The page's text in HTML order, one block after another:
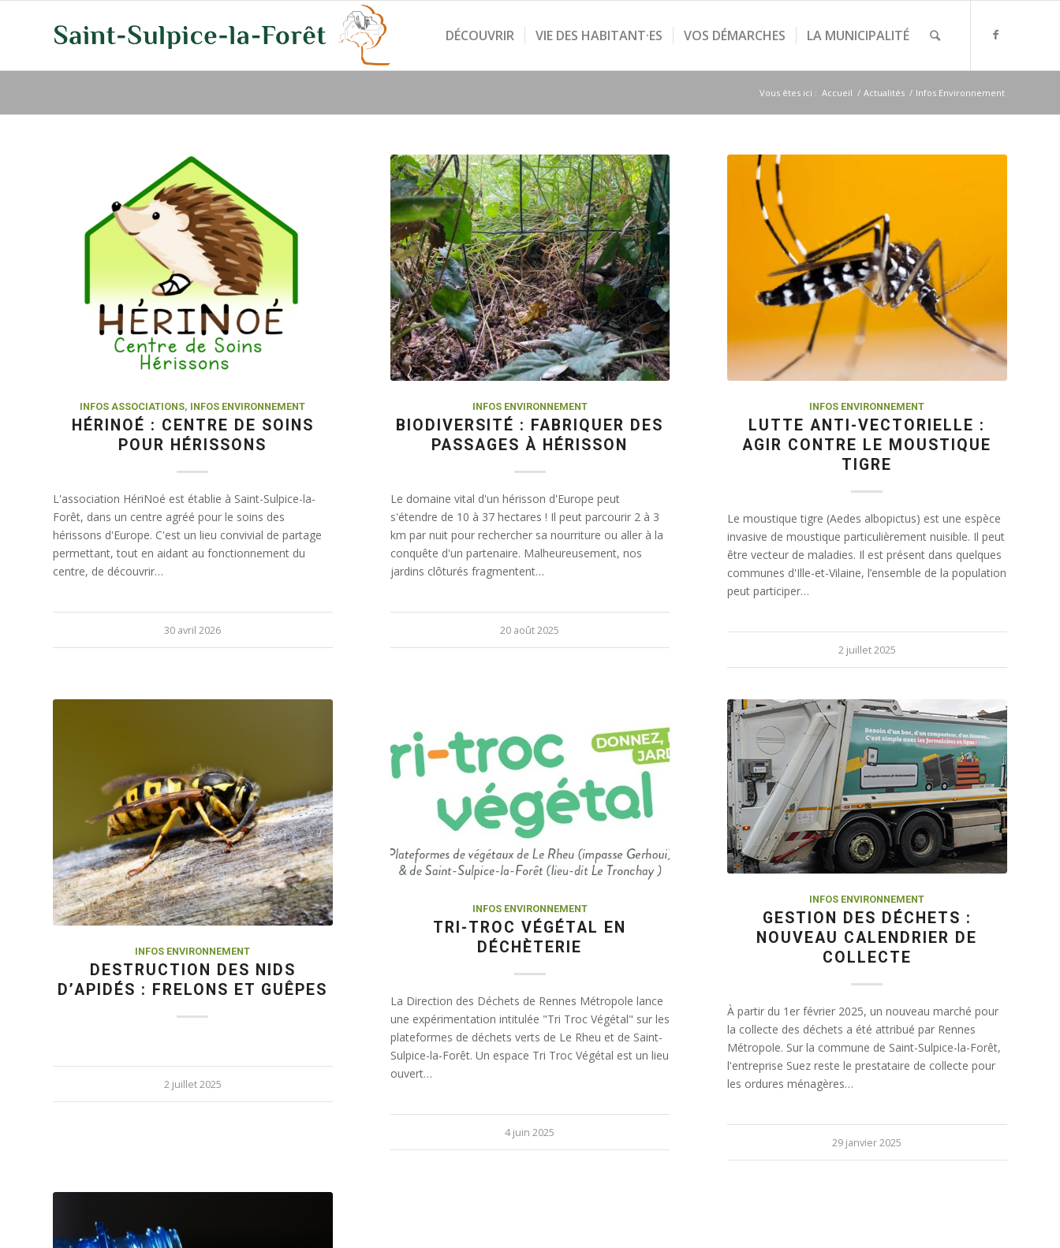
DÉCOUVRIR VIE DES HABITANT·ES VOS DÉMARCHES LA MUNICIPALITÉ
Vous êtes ici : Accueil / Actualités / Infos Environnement
INFOS ASSOCIATIONS, INFOS ENVIRONNEMENT
HÉRINOÉ : CENTRE DE SOINS
POUR HÉRISSONS
L'association HériNoé est établie à Saint-Sulpice-la-
Forêt, dans un centre agréé pour le soins des
hérissons d'Europe. C'est un lieu convivial de partage
permettant, tout en aidant au fonctionnement du
centre, de découvrir…
30 avril 2026
INFOS ENVIRONNEMENT
BIODIVERSITÉ : FABRIQUER DES
PASSAGES À HÉRISSON
Le domaine vital d'un hérisson d'Europe peut
s'étendre de 10 à 37 hectares ! Il peut parcourir 2 à 3
km par nuit pour rechercher sa nourriture ou aller à la
conquête d'un partenaire. Malheureusement, nos
jardins clôturés fragmentent…
20 août 2025
INFOS ENVIRONNEMENT
LUTTE ANTI-VECTORIELLE :
AGIR CONTRE LE MOUSTIQUE
TIGRE
Le moustique tigre (Aedes albopictus) est une espèce
invasive de moustique particulièrement nuisible. Il peut
être vecteur de maladies. Il est présent dans quelques
communes d'Ille-et-Vilaine, l’ensemble de la population
peut participer…
2 juillet 2025
INFOS ENVIRONNEMENT
DESTRUCTION DES NIDS
D’APIDÉS : FRELONS ET GUÊPES
2 juillet 2025
INFOS ENVIRONNEMENT
TRI-TROC VÉGÉTAL EN
DÉCHÈTERIE
La Direction des Déchets de Rennes Métropole lance
une expérimentation intitulée "Tri Troc Végétal" sur les
plateformes de déchets verts de Le Rheu et de Saint-
Sulpice-la-Forêt. Un espace Tri Troc Végétal est un lieu
ouvert…
4 juin 2025
INFOS ENVIRONNEMENT
GESTION DES DÉCHETS :
NOUVEAU CALENDRIER DE
COLLECTE
À partir du 1er février 2025, un nouveau marché pour
la collecte des déchets a été attribué par Rennes
Métropole. Sur la commune de Saint-Sulpice-la-Forêt,
l'entreprise Suez reste le prestataire de collecte pour
les ordures ménagères…
29 janvier 2025